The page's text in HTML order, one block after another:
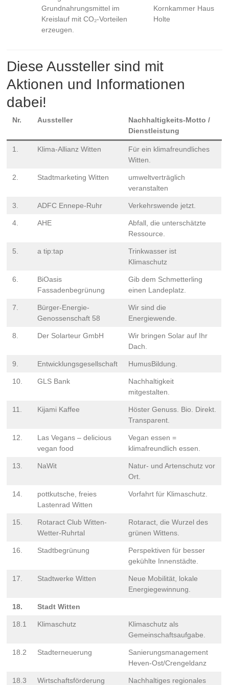
Grundnahrungsmittel im
Kreislauf mit CO₂-Vorteilen
erzeugen.
Kornkammer Haus
Holte
Diese Aussteller sind mit
Aktionen und Informationen
dabei!
Nr. Aussteller
Nachhaltigkeits-Motto /
Dienstleistung
1. Klima-Allianz Witten
Für ein klimafreundliches
Witten.
2. Stadtmarketing Witten
umweltverträglich
veranstalten
3. ADFC Ennepe-Ruhr Verkehrswende jetzt.
4. AHE
Abfall, die unterschätzte
Ressource.
5. a tip:tap
Trinkwasser ist
Klimaschutz
6.
BiOasis
Fassadenbegrünung
Gib dem Schmetterling
einen Landeplatz.
7.
Bürger-Energie-
Genossenschaft 58
Wir sind die
Energiewende.
8. Der Solarteur GmbH
Wir bringen Solar auf Ihr
Dach.
9. Entwicklungsgesellschaft HumusBildung.
10. GLS Bank
Nachhaltigkeit
mitgestalten.
11. Kijami Kaffee
Höster Genuss. Bio. Direkt.
Transparent.
12.
Las Vegans – delicious
vegan food
Vegan essen =
klimafreundlich essen.
13. NaWit
Natur- und Artenschutz vor
Ort.
14.
pottkutsche, freies
Lastenrad Witten
Vorfahrt für Klimaschutz.
15.
Rotaract Club Witten-
Wetter-Ruhrtal
Rotaract, die Wurzel des
grünen Wittens.
16. Stadtbegrünung
Perspektiven für besser
gekühlte Innenstädte.
17. Stadtwerke Witten
Neue Mobilität, lokale
Energiegewinnung.
18. Stadt Witten
18.1 Klimaschutz
Klimaschutz als
Gemeinschaftsaufgabe.
18.2 Stadterneuerung
Sanierungsmanagement
Heven-Ost/Crengeldanz
18.3 Wirtschaftsförderung
Nachhaltiges regionales